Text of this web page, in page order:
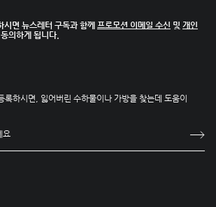
시면 뉴스레터 구독과 함께 프로모션 이메일 수신 및 개인
의하게 됩니다.
하시면, 잃어버린 수하물이나 가방을 찾는데 도움이